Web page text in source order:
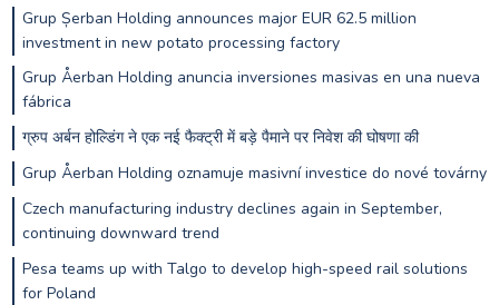
Grup Șerban Holding announces major EUR 62.5 million
investment in new potato processing factory
Grup Åerban Holding anuncia inversiones masivas en una nueva
fábrica
ग्रुप अर्बन होल्डिंग ने एक नई फैक्ट्री में बड़े पैमाने पर निवेश की घोषणा की
Grup Åerban Holding oznamuje masivní investice do nové továrny
Czech manufacturing industry declines again in September,
continuing downward trend
Pesa teams up with Talgo to develop high-speed rail solutions
for Poland